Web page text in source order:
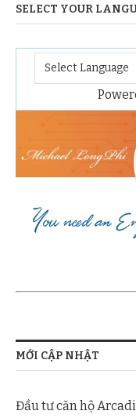
SELECT YOUR
MỚI CẬP NHẬT
Đầu tư căn hộ